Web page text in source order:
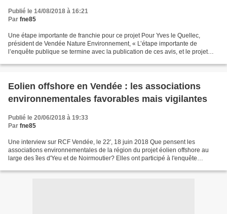
Publié le 14/08/2018 à 16:21
Par fne85
Une étape importante de franchie pour ce projet Pour Yves le Quellec,
président de Vendée Nature Environnement, « L’étape importante de
l’enquête publique se termine avec la publication de ces avis, et le projet
Eolien offshore en Vendée : les associations
environnementales favorables mais vigilantes
Publié le 20/06/2018 à 19:33
Par fne85
Une interview sur RCF Vendée, le 22', 18 juin 2018 Que pensent les
associations environnementales de la région du projet éolien offshore au
large des îles d'Yeu et de Noirmoutier? Elles ont participé à l'enquête